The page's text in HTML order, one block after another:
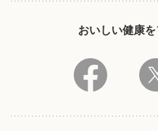
おいしい健康